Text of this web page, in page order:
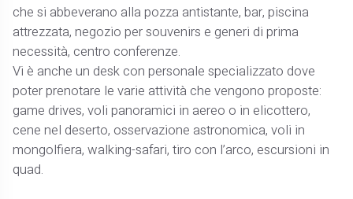
che si abbeverano alla pozza antistante, bar, piscina
attrezzata, negozio per souvenirs e generi di prima
necessità, centro conferenze.
Vi è anche un desk con personale specializzato dove
poter prenotare le varie attività che vengono proposte:
game drives, voli panoramici in aereo o in elicottero,
cene nel deserto, osservazione astronomica, voli in
mongolfiera, walking-safari, tiro con l’arco, escursioni in
quad.